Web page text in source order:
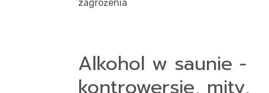
Alkohol w saunie -